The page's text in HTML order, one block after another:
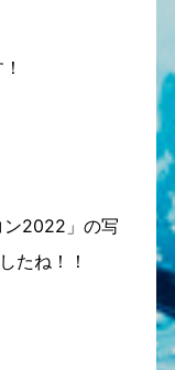
ン2022」の写
たね！！